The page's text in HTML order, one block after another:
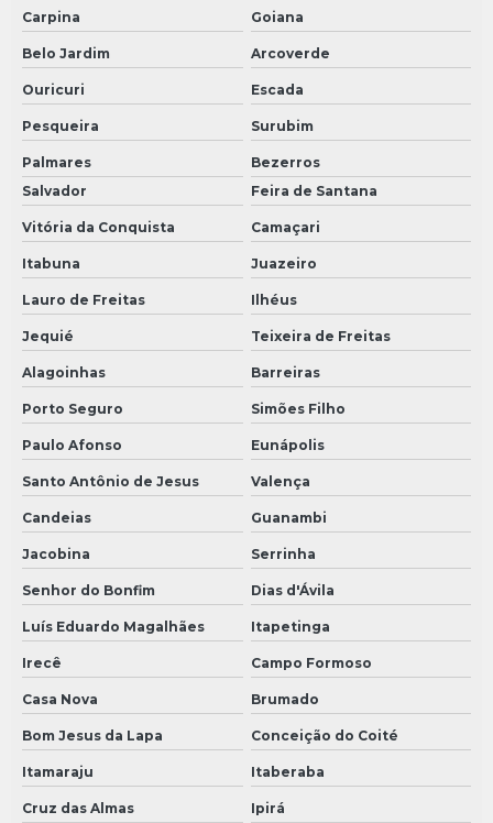
Carpina Goiana
Belo Jardim Arcoverde
Ouricuri Escada
Pesqueira Surubim
Palmares
Bezerros
Salvador
Feira de Santana
Vitória da Conquista Camaçari
Itabuna Juazeiro
Lauro de Freitas Ilhéus
Jequié Teixeira de Freitas
Alagoinhas Barreiras
Porto Seguro Simões Filho
Paulo Afonso Eunápolis
Santo Antônio de Jesus Valença
Candeias Guanambi
Jacobina Serrinha
Senhor do Bonfim Dias d'Ávila
Luís Eduardo Magalhães Itapetinga
Irecê Campo Formoso
Casa Nova Brumado
Bom Jesus da Lapa Conceição do Coité
Itamaraju Itaberaba
Cruz das Almas Ipirá